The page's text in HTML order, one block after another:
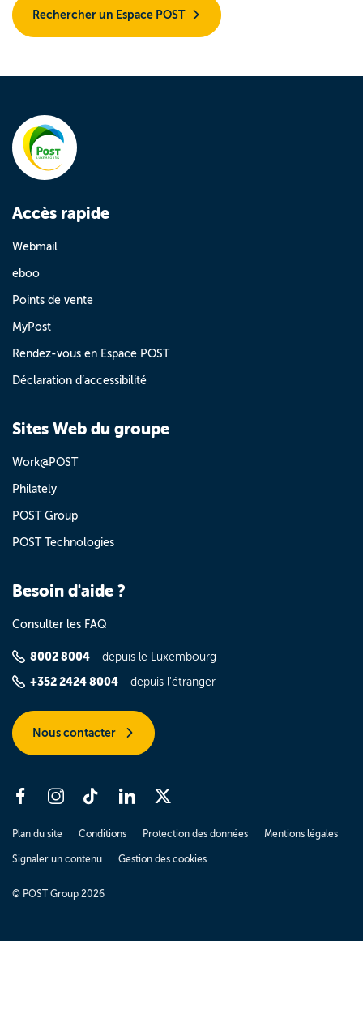
Rechercher un Espace POST
Accès rapide
Webmail
eboo
Points de vente
MyPost
Rendez-vous en Espace POST
Déclaration d’accessibilité
Sites Web du groupe
Work@POST
Philately
POST Group
POST Technologies
Besoin d'aide ?
Consulter les FAQ
8002 8004 - depuis le Luxembourg
+352 2424 8004 - depuis l'étranger
Nous contacter
Plan du site Conditions Protection des données Mentions légales
Signaler un contenu Gestion des cookies
© POST Group 2026